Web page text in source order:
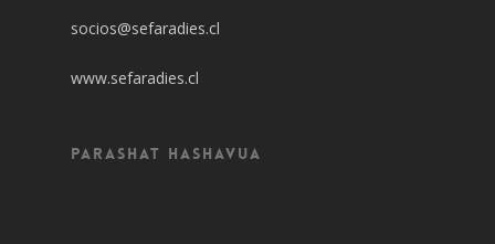
socios@sefaradies.cl
www.sefaradies.cl
Parashat Hashavua